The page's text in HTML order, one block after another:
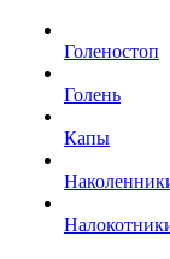
Голеностоп
Голень
Капы